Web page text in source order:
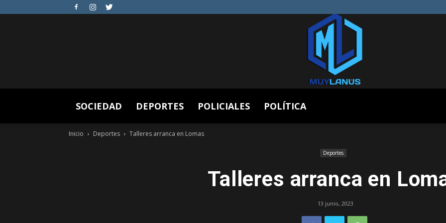
Lanús
SOCIEDAD DEPORTES POLICIALES POLÍTICA
Inicio Deportes Talleres arranca en Lomas
Deportes
Talleres arranca en
13 junio, 2023